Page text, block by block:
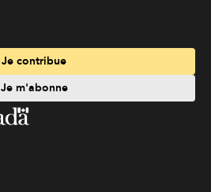
Je contribue
Je m'abonne